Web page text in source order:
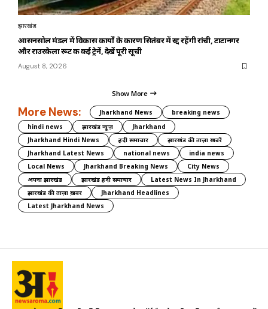
झारखंड
आसनसोल मंडल में विकास कार्यों के कारण सितंबर में रद्द रहेंगी रांची, टाटानगर
और राउरकेला रूट की कई ट्रेनें, देखें पूरी सूची
August 8, 2026
Show More
More News: Jharkhand News
breaking news
hindi news
झारखंड न्यूज़
Jharkhand
Jharkhand Hindi News
हिंदी समाचार
झारखंड की ताज़ा खबरें
Jharkhand Latest News
national news
india news
Local News
Jharkhand Breaking News
City News
अपना झारखंड
झारखंड हिंदी समाचार
Latest News In Jharkhand
झारखंड की ताज़ा ख़बर
Jharkhand Headlines
Latest Jharkhand News